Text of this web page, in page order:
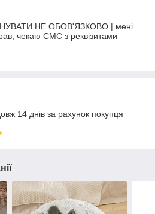
НЕ ОБОВ'ЯЗКОВО | мені
чекаю СМС з реквізитами
14 днів за рахунок покупця